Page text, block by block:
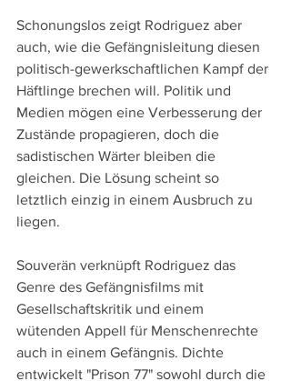
Schonungslos zeigt Rodriguez aber
auch, wie die Gefängnisleitung diesen
politisch-gewerkschaftlichen Kampf der
Häftlinge brechen will. Politik und
Medien mögen eine Verbesserung der
Zustände propagieren, doch die
sadistischen Wärter bleiben die
gleichen. Die Lösung scheint so
letztlich einzig in einem Ausbruch zu
liegen.
Souverän verknüpft Rodriguez das
Genre des Gefängnisfilms mit
Gesellschaftskritik und einem
wütenden Appell für Menschenrechte
auch in einem Gefängnis. Dichte
entwickelt "Prison 77" sowohl durch die